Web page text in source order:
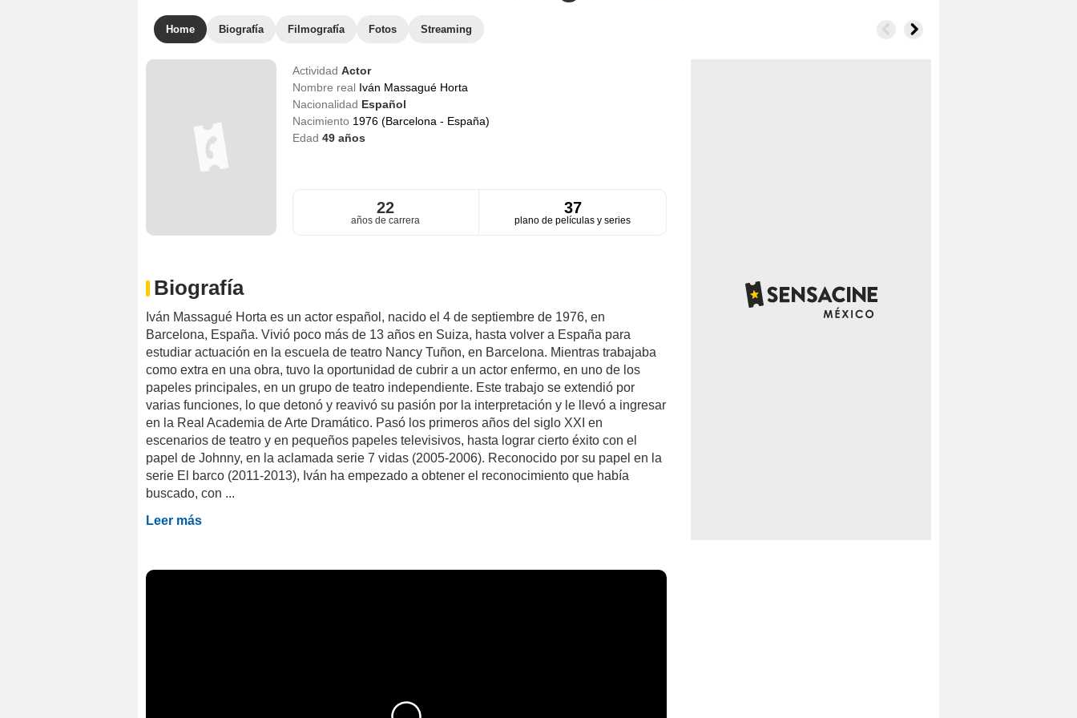
Home Biografía Filmografía Fotos Streaming
Actividad Actor
Nombre real Iván Massagué Horta
Nacionalidad Español
Nacimiento 1976 (Barcelona - España)
Edad 49años
22
años de carrera
37
plano de películas y series
Biografía
Iván Massagué Horta es un actor español, nacido el 4 de septiembre de 1976, en
Barcelona, España. Vivió poco más de 13 años en Suiza, hasta volver a España para
estudiar actuación en la escuela de teatro Nancy Tuñon, en Barcelona. Mientras trabajaba
como extra en una obra, tuvo la oportunidad de cubrir a un actor enfermo, en uno de los
papeles principales, en un grupo de teatro independiente. Este trabajo se extendió por
varias funciones, lo que detonó y reavivó su pasión por la interpretación y le llevó a ingresar
en la Real Academia de Arte Dramático. Pasó los primeros años del siglo XXI en
escenarios de teatro y en pequeños papeles televisivos, hasta lograr cierto éxito con el
papel de Johnny, en la aclamada serie 7 vidas (2005-2006). Reconocido por su papel en la
serie El barco (2011-2013), Iván ha empezado a obtener el reconocimiento que había
buscado, con ...
Leer más